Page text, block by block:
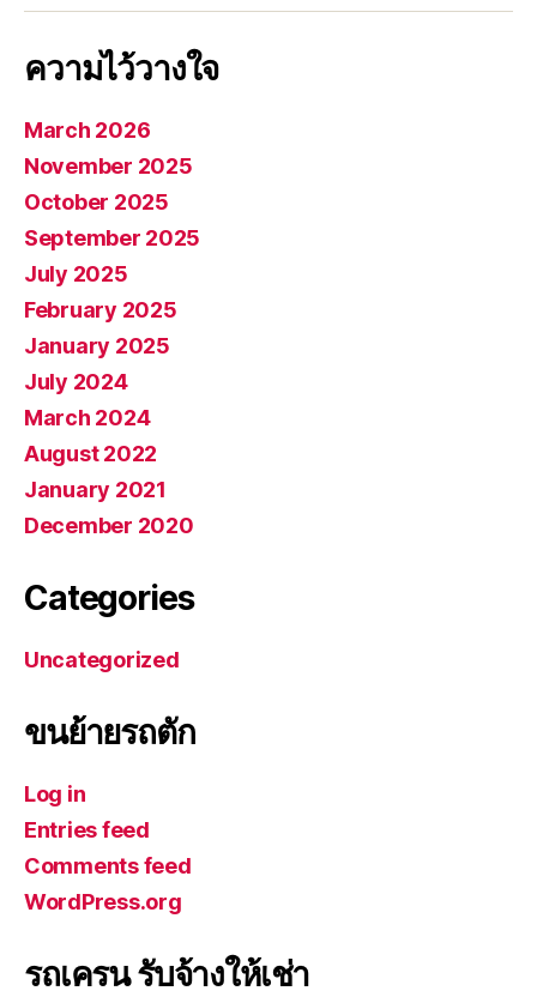
ความไว้วางใจ
March 2026
November 2025
October 2025
September 2025
July 2025
February 2025
January 2025
July 2024
March 2024
August 2022
January 2021
December 2020
Categories
Uncategorized
ขนย้ายรถตัก
Log in
Entries feed
Comments feed
WordPress.org
รถเครน รับจ้างให้เช่า